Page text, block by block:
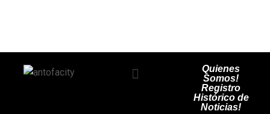
Quienes
Somos!
Registro
Histórico de
Noticias!